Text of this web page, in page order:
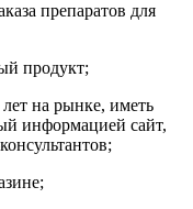
препаратов для
продукт;
на рынке, иметь
информацией сайт,